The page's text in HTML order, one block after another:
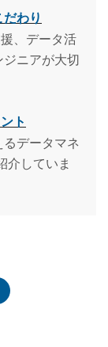
わり
、データ活
ニアが大切
ト
データマネ
介していま